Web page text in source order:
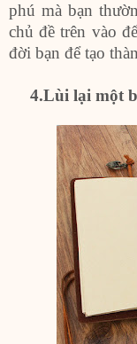
phú mà bạn
chủ đề trên vào
đời bạn để tạo
4.Lùi lại một